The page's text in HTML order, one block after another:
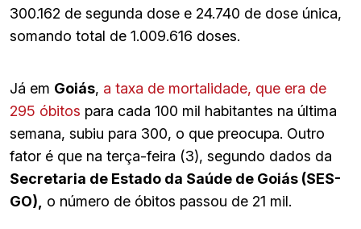
300.162 de segunda dose e 24.740 de dose única,
somando total de 1.009.616 doses.
Já em Goiás, a taxa de mortalidade, que era de
295 óbitos para cada 100 mil habitantes na última
semana, subiu para 300, o que preocupa. Outro
fator é que na terça-feira (3), segundo dados da
Secretaria de Estado da Saúde de Goiás (SES-
GO),
o número de óbitos passou de 21 mil.